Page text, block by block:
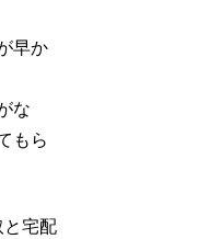
早か
な
もら
と宅配